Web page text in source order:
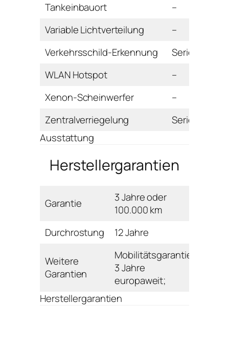
Tankeinbauort
–
Variable Lichtverteilung
–
Verkehrsschild-Erkennung
Serie
WLAN Hotspot
–
Xenon-Scheinwerfer
–
Zentralverriegelung
Serie
Ausstattung
Herstellergarantien
Garantie
3 Jahre oder
100.000 km
Durchrostung
12 Jahre
Weitere
Garantien
Mobilitätsgarantie:
3 Jahre
europaweit;
Herstellergarantien